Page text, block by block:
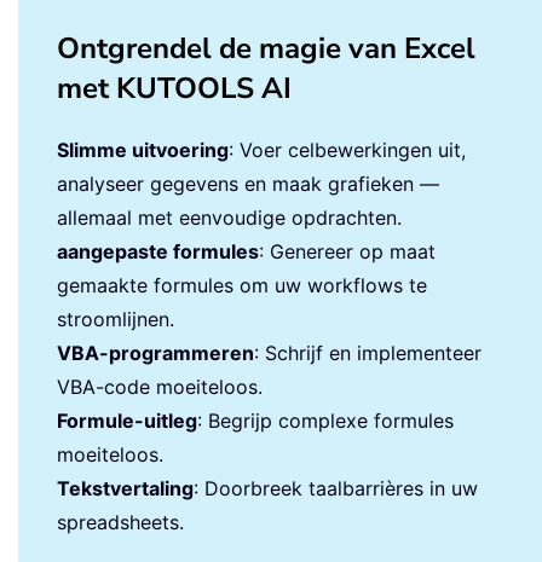
Ontgrendel de magie van Excel
met KUTOOLS AI
Slimme uitvoering: Voer celbewerkingen uit,
analyseer gegevens en maak grafieken —
allemaal met eenvoudige opdrachten.
aangepaste formules: Genereer op maat
gemaakte formules om uw workflows te
stroomlijnen.
VBA-programmeren: Schrijf en implementeer
VBA-code moeiteloos.
Formule-uitleg: Begrijp complexe formules
moeiteloos.
Tekstvertaling: Doorbreek taalbarrières in uw
spreadsheets.